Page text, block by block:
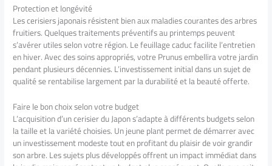
Protection et longévité
Les cerisiers japonais résistent bien aux maladies courantes des arbres
fruitiers. Quelques traitements préventifs au printemps peuvent
s’avérer utiles selon votre région. Le feuillage caduc facilite l’entretien
en hiver. Avec des soins appropriés, votre Prunus embellira votre jardin
pendant plusieurs décennies. L’investissement initial dans un sujet de
qualité se rentabilise largement par la durabilité et la beauté offerte.
Faire le bon choix selon votre budget
L’acquisition d’un cerisier du Japon s’adapte à différents budgets selon
la taille et la variété choisies. Un jeune plant permet de démarrer avec
un investissement modeste tout en profitant du plaisir de voir grandir
son arbre. Les sujets plus développés offrent un impact immédiat dans